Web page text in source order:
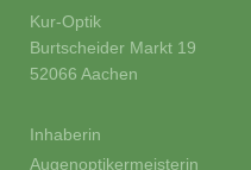
Kur-Optik
Burtscheider Markt 19
52066 Aachen
Inhaberin
Augenoptikermeisterin